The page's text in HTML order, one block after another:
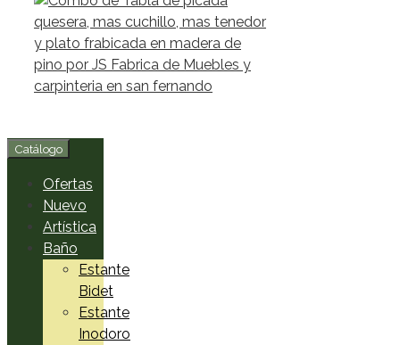
Catálogo
Ofertas
Nuevo
Artística
Baño
Estante
Bidet
Estante
Inodoro